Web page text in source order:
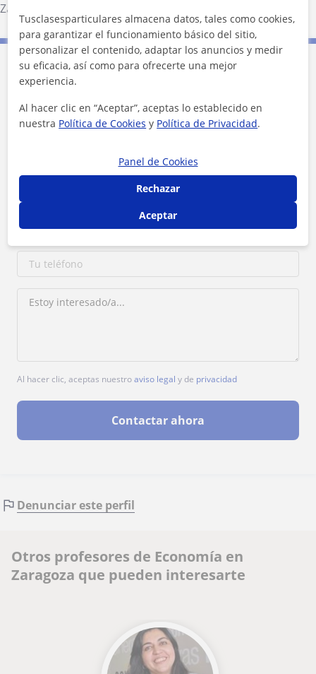
Zaragoza (Ciudad)
Contacta con Laura
Tarifa 10
Al hacer clic, aceptas nuestroaviso legal y de privacidad
Contactar ahora
Denunciar este perfil
Otros profesores de Economía en
Zaragoza que pueden interesarte
Tusclasesparticulares almacena datos, tales como cookies,
para garantizar el funcionamiento básico del sitio,
personalizar el contenido, adaptar los anuncios y medir
su eficacia, así como para ofrecerte una mejor
experiencia.
Al hacer clic en “Aceptar”, aceptas lo establecido en
nuestra Política de Cookies y Política de Privacidad.
Panel de Cookies
Rechazar
Aceptar